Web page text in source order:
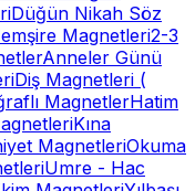
Düğün Nikah Söz
Magnetleri2-3
Anneler Günü
Diş Magnetleri (
MagnetlerHatim
Kına
MagnetleriOkuma
Umre - Hac